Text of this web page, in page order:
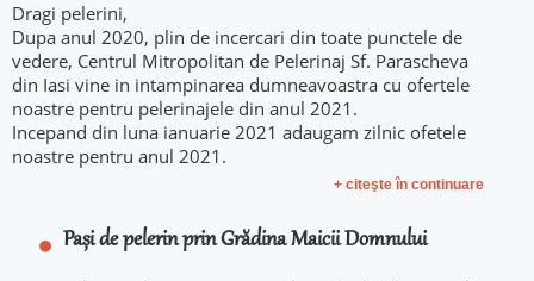
Dragi pelerini,
Dupa anul 2020, plin de incercari din toate punctele de
vedere, Centrul Mitropolitan de Pelerinaj Sf. Parascheva
din Iasi vine in intampinarea dumneavoastra cu ofertele
noastre pentru pelerinajele din anul 2021.
Incepand din luna ianuarie 2021 adaugam zilnic ofetele
noastre pentru anul 2021.
+ citeşte în continuare
Pași de pelerin prin Grădina Maicii Domnului